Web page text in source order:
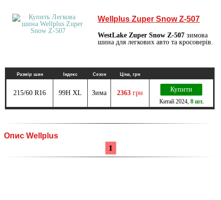
Wellplus Zuper Snow Z-507
WestLake Zuper Snow Z-507 зимова
шина для легкових авто та кросоверів.
Размір шин Індекс Сезон Ціна, грн
215/60 R16 99H XL Зима 2363 грн Купити
Китай2024, 8 шт.
Опис Wellplus
1